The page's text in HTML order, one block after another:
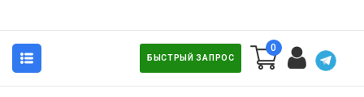
БЫСТРЫЙ ЗАПРОС
0